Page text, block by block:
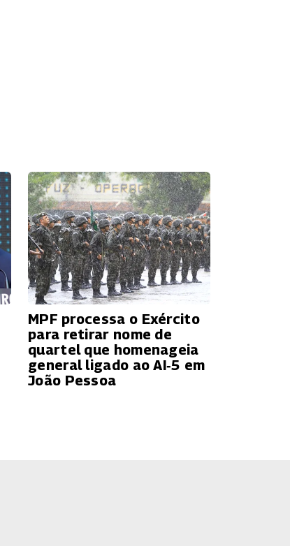
MPF processa o Exército
para retirar nome de
quartel que homenageia
general ligado ao AI‑5 em
João Pessoa